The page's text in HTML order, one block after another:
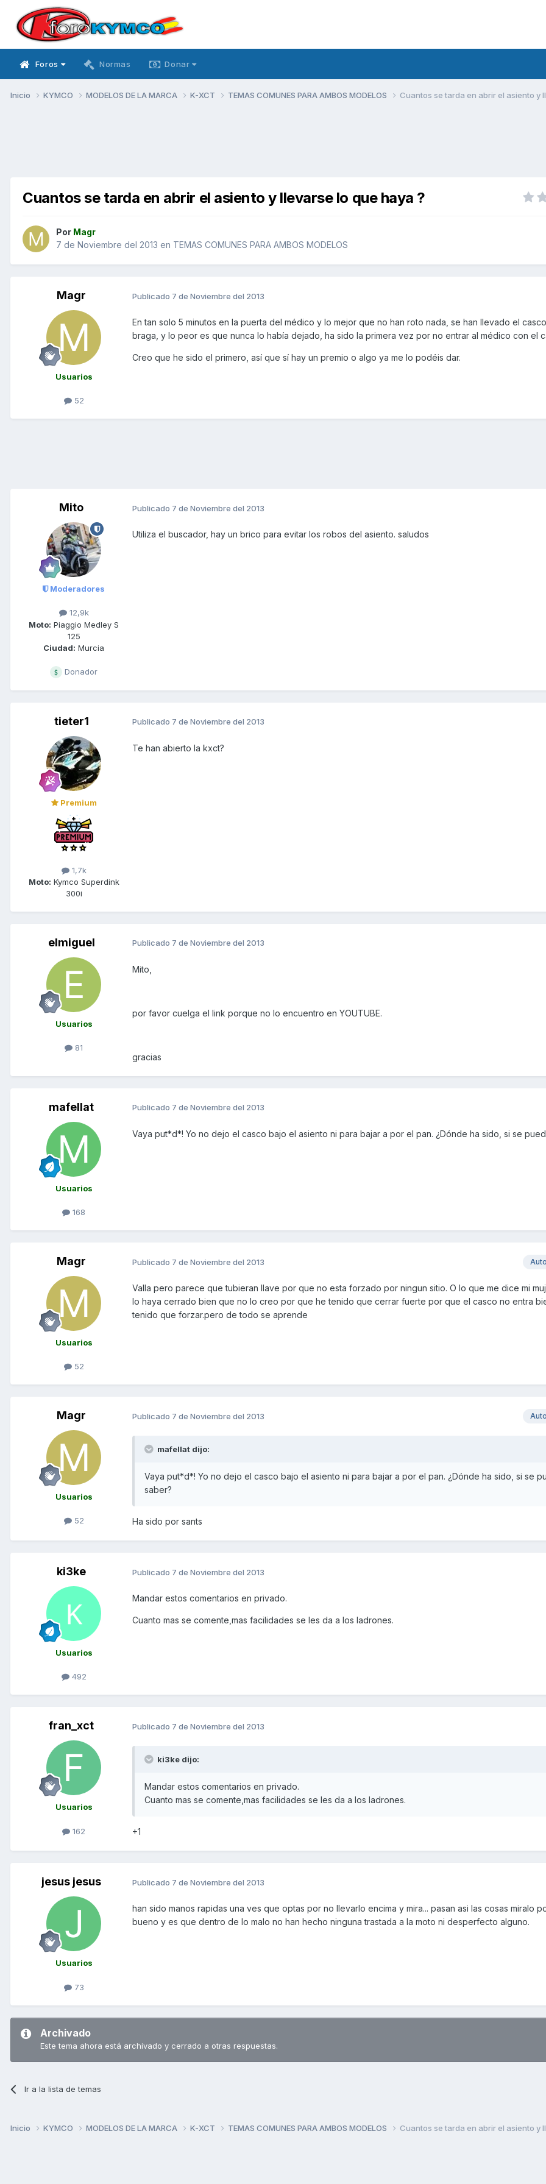
Foros Normas Donar
Inicio KYMCO MODELOS DE LA MARCA K-XCT TEMAS COMUNES PARA AMBOS MODELOS Cuantos se tarda en abrir el asiento y
Cuantos se tarda en abrir el asiento y llevarse lo que haya ?
Por Magr
7 de Noviembre del 2013 en TEMAS COMUNES PARA AMBOS MODELOS
Magr
Usuarios
52
Publicado 7 de Noviembre del 2013
En tan solo 5 minutos en la puerta del médico y lo mejor que no han roto nada, se han llevado el
braga, y lo peor es que nunca lo había dejado, ha sido la primera vez por no entrar al médico con el
Creo que he sido el primero, así que sí hay un premio o algo ya me lo podéis dar.
Mito
Moderadores
12,9k
Moto: Piaggio Medley S
125
Ciudad: Murcia
Donador
Publicado 7 de Noviembre del 2013
Utiliza el buscador, hay un brico para evitar los robos del asiento. saludos
tieter1
Premium
1,7k
Moto: Kymco Superdink
300i
Publicado 7 de Noviembre del 2013
Te han abierto la kxct?
elmiguel
Usuarios
81
Publicado 7 de Noviembre del 2013
Mito,
por favor cuelga el link porque no lo encuentro en YOUTUBE.
gracias
mafellat
Usuarios
168
Publicado 7 de Noviembre del 2013
Vaya put*d*! Yo no dejo el casco bajo el asiento ni para bajar a por el pan. ¿Dónde ha sido, si se
Magr
Usuarios
52
Publicado 7 de Noviembre del 2013
Valla pero parece que tubieran llave por que no esta forzado por ningun sitio. O lo que me dice mi
lo haya cerrado bien que no lo creo por que he tenido que cerrar fuerte por que el casco no entra
tenido que forzar.pero de todo se aprende
Magr
Usuarios
52
Publicado 7 de Noviembre del 2013
mafellat dijo:
Vaya put*d*! Yo no dejo el casco bajo el asiento ni para bajar a por el pan. ¿Dónde ha sido, si se
saber?
Ha sido por sants
ki3ke
Usuarios
492
Publicado 7 de Noviembre del 2013
Mandar estos comentarios en privado.
Cuanto mas se comente,mas facilidades se les da a los ladrones.
fran_xct
Usuarios
162
Publicado 7 de Noviembre del 2013
ki3ke dijo:
Mandar estos comentarios en privado.
Cuanto mas se comente,mas facilidades se les da a los ladrones.
+1
jesus jesus
Usuarios
73
Publicado 7 de Noviembre del 2013
han sido manos rapidas una ves que optas por no llevarlo encima y mira... pasan asi las cosas miralo
bueno y es que dentro de lo malo no han hecho ninguna trastada a la moto ni desperfecto alguno.
Archivado
Este tema ahora está archivado y cerrado a otras respuestas.
Ir a la lista de temas
Inicio KYMCO MODELOS DE LA MARCA K-XCT TEMAS COMUNES PARA AMBOS MODELOS Cuantos se tarda en abrir el asiento y